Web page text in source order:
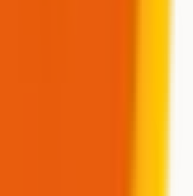
: orientation, révisions,